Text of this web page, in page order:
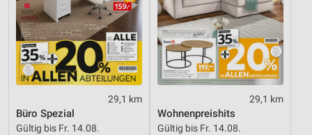
29,1 km
Büro Spezial
Gültig bis Fr. 14.08.
29,1 km
Wohnenpreishits
Gültig bis Fr. 14.08.